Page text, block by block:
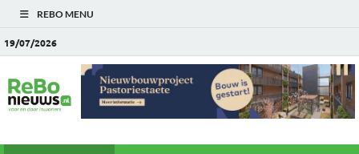
REBO MENU
19/07/2026